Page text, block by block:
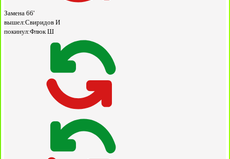
Замена 66'
вышел:Свиридов И
покинул:Флюк Ш